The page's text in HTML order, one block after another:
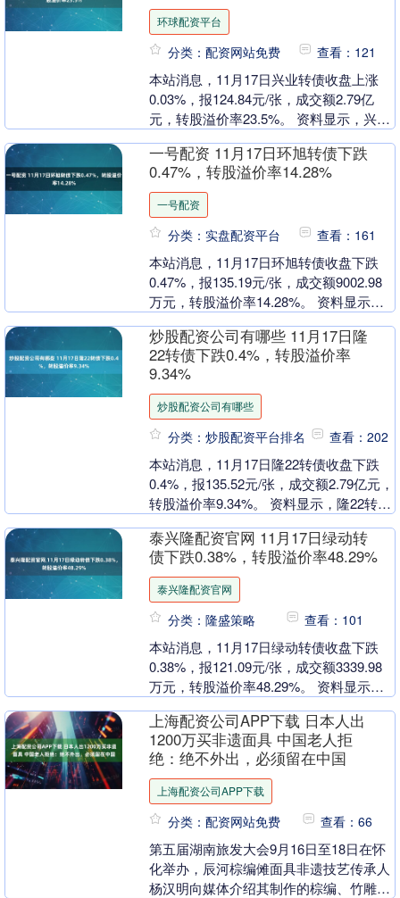
环球配资平台
分类：配资网站免费 查看：121
本站消息，11月17日兴业转债收盘上涨
0.03%，报124.84元/张，成交额2.79亿
元，转股溢价率23.5%。 资料显示，兴业
一号配资 11月17日环旭转债下跌
0.47%，转股溢价率14.28%
一号配资
分类：实盘配资平台 查看：161
本站消息，11月17日环旭转债收盘下跌
0.47%，报135.19元/张，成交额9002.98
万元，转股溢价率14.28%。 资料显示，
炒股配资公司有哪些 11月17日隆
22转债下跌0.4%，转股溢价率
9.34%
炒股配资公司有哪些
分类：炒股配资平台排名 查看：202
本站消息，11月17日隆22转债收盘下跌
0.4%，报135.52元/张，成交额2.79亿元，
转股溢价率9.34%。 资料显示，隆22转债
泰兴隆配资官网 11月17日绿动转
债下跌0.38%，转股溢价率48.29%
泰兴隆配资官网
分类：隆盛策略 查看：101
本站消息，11月17日绿动转债收盘下跌
0.38%，报121.09元/张，成交额3339.98
万元，转股溢价率48.29%。 资料显示，
上海配资公司APP下载 日本人出
1200万买非遗面具 中国老人拒
绝：绝不外出，必须留在中国
上海配资公司APP下载
分类：配资网站免费 查看：66
第五届湖南旅发大会9月16日至18日在怀
化举办，辰河棕编傩面具非遗技艺传承人
杨汉明向媒体介绍其制作的棕编、竹雕等